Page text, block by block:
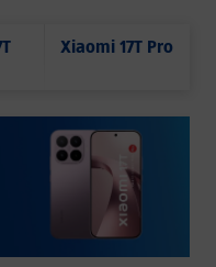
Xiaomi 17T Pro